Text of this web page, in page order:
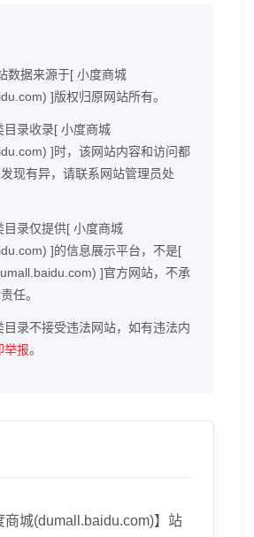
数据来源于[ 小度商城
]版权归原网站所有。
目录收录[ 小度商城
]时，该网站内容和访问都
现有异，请联系网站管理员处
目录仅提供[ 小度商城
]的信息展示平台，不是[
]官方网站，不承
任。
目录不接受违法网站，如有违法内
举报。
商城(dumall.baidu.com)】站